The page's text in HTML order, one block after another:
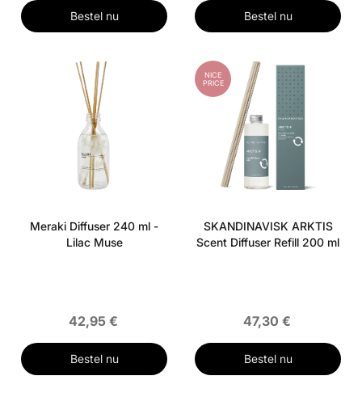
Bestel nu Bestel nu
Meraki Diffuser 240 ml -
Lilac Muse
42,95 €
Bestel nu
NICE
PRICE
SKANDINAVISK ARKTIS
Scent Diffuser Refill 200 ml
47,30 €
Bestel nu